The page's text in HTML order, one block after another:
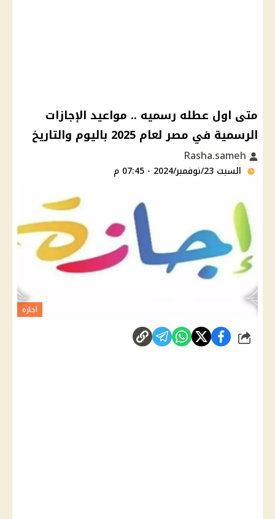
متى اول عطله رسميه .. مواعيد الإجازات
الرسمية في مصر لعام 2025 باليوم والتاريخ
السبت 23/نوفمبر/2024 - 07:45 م
اجازه
شارك